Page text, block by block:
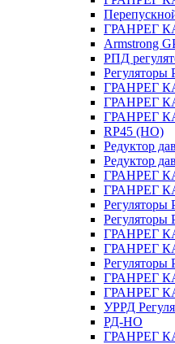
ГРАНРЕГ
Armstrong
РПД
ГРАНРЕГ
ГРАНРЕГ
ГРАНРЕГ
RP45 (НО)
Редуктор
Редуктор
ГРАНРЕГ
ГРАНРЕГ
Регуляторы
ГРАНРЕГ
ГРАНРЕГ
ГРАНРЕГ
ГРАНРЕГ
УРРД
РД-НО
ГРАНРЕГ